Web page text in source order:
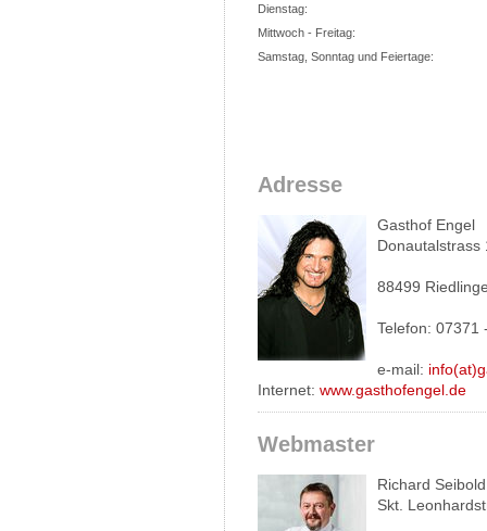
Dienstag:
Mittwoch - Freitag:
Samstag, Sonntag und Feiertage:
Adresse
Gasthof Engel
Donautalstrass
88499
Telefon: 07371
e-mail:
Internet: www.gasthofengel.de
Webmaster
Richard Seibold
Skt.